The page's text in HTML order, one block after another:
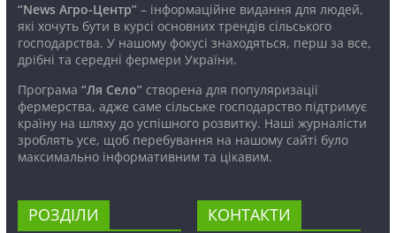
“News Агро-Центр”– інформаційне видання для людей,
які хочуть бути в курсі основних трендів сільського
господарства. У нашому фокусі знаходяться, перш за все,
дрібні та середні фермери України.
Програма “Ля Село”створена для популяризації
фермерства, адже саме сільське господарство підтримує
країну на шляху до успішного розвитку. Наші журналісти
зроблять усе, щоб перебування на нашому сайті було
максимально інформативним та цікавим.
РОЗДІЛИ КОНТАКТИ